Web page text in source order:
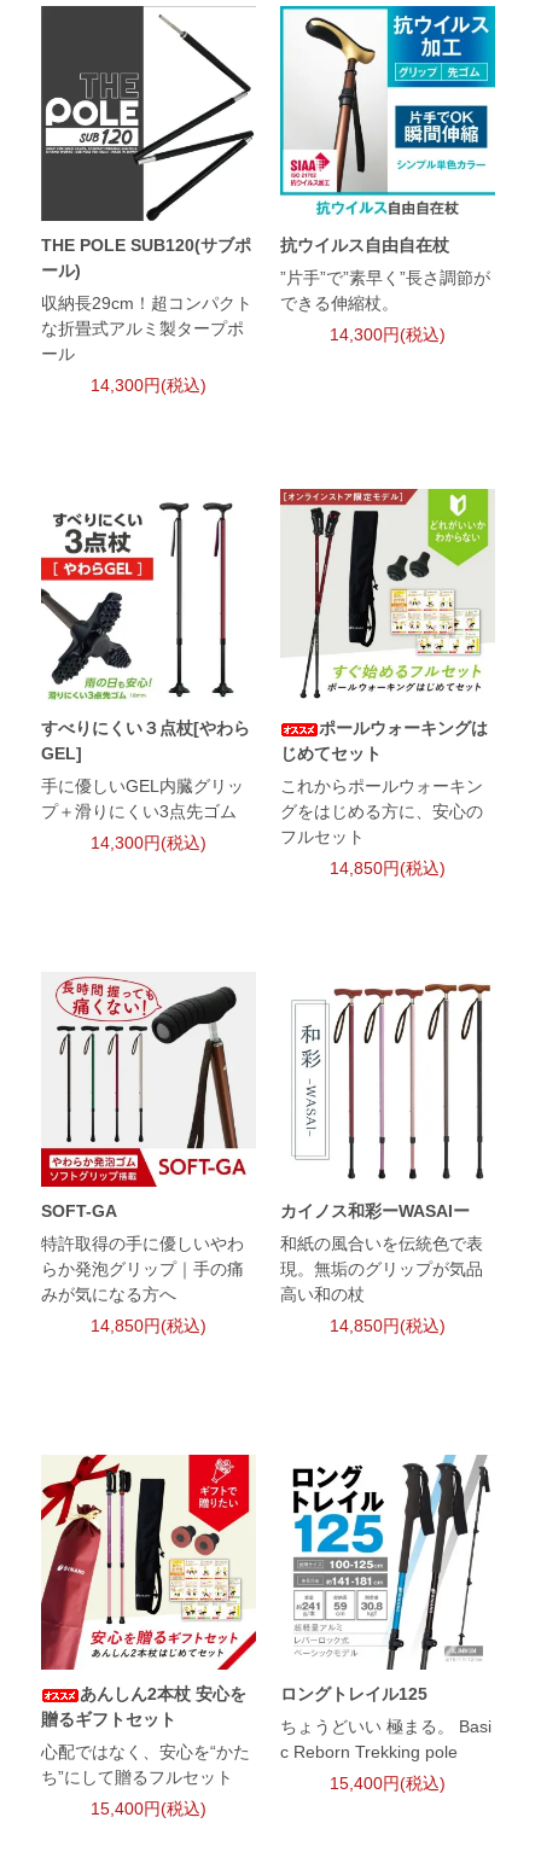
THE POLE SUB120(サブポ
ール)
収納長29cm！超コンパクト
な折畳式アルミ製タープポ
ール
14,300円(税込)
抗ウイルス自由自在杖
”片手”で”素早く”長さ調節が
できる伸縮杖。
14,300円(税込)
すべりにくい３点杖[やわら
GEL]
手に優しいGEL内臓グリッ
プ＋滑りにくい3点先ゴム
14,300円(税込)
ポールウォーキングは
じめてセット
これからポールウォーキン
グをはじめる方に、安心の
フルセット
14,850円(税込)
SOFT-GA
特許取得の手に優しいやわ
らか発泡グリップ｜手の痛
みが気になる方へ
14,850円(税込)
カイノス和彩ーWASAIー
和紙の風合いを伝統色で表
現。無垢のグリップが気品
高い和の杖
14,850円(税込)
あんしん2本杖 安心を
贈るギフトセット
心配ではなく、安心を“かた
ち”にして贈るフルセット
15,400円(税込)
ロングトレイル125
ちょうどいい 極まる。 Basi
c Reborn Trekking pole
15,400円(税込)